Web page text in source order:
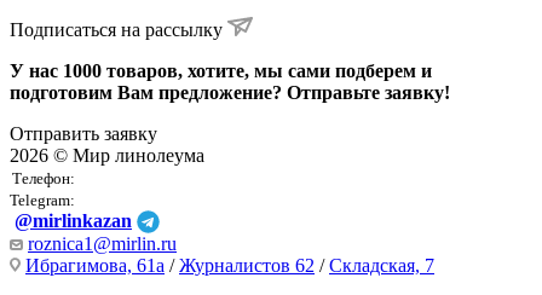
Подписаться на рассылку
У нас 1000 товаров, хотите, мы сами подберем и
подготовим Вам предложение? Отправьте заявку!
Отправить заявку
2026 © Мир линолеума
Телефон:
Telegram:
@mirlinkazan
roznica1@mirlin.ru
Ибрагимова, 61а /Журналистов 62 /Складская, 7